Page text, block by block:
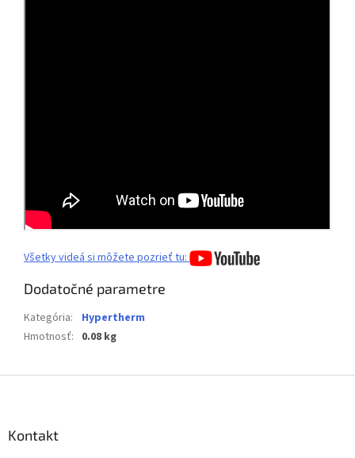
Všetky videá si môžete pozrieť tu:
Dodatočné parametre
Kategória:
Hypertherm
Hmotnosť: 0.08 kg
Kontakt